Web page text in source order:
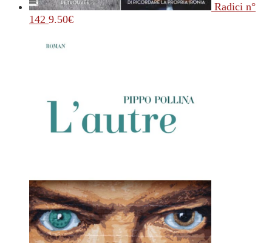
Radici n°
142 9.50€